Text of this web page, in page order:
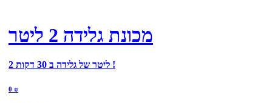
מכונת גלידה 2 ליטר
2 ליטר של גלידה ב 30 דקות !
0 ₪